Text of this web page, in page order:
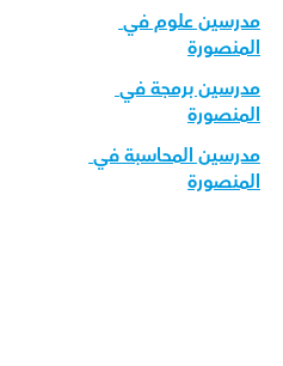
مدرسين علوم في
المنصورة
مدرسين برمجة في
المنصورة
مدرسين المحاسبة في
المنصورة